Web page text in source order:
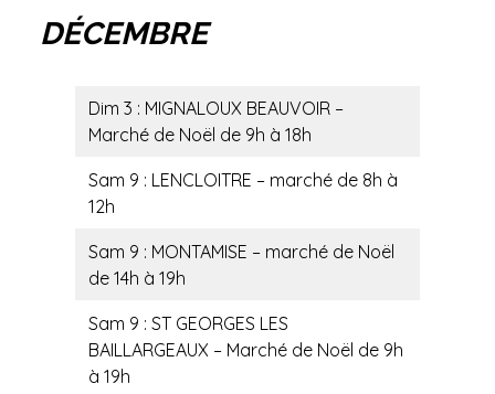
DÉCEMBRE
Dim 3 : MIGNALOUX BEAUVOIR –
Marché de Noël de 9h à 18h
Sam 9 : LENCLOITRE – marché de 8h à
12h
Sam 9 : MONTAMISE – marché de Noël
de 14h à 19h
Sam 9 : ST GEORGES LES
BAILLARGEAUX – Marché de Noël de 9h
à 19h